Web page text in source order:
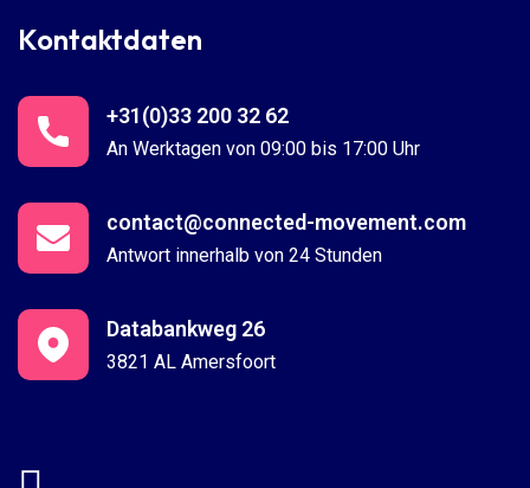
Kontaktdaten
An Werktagen von 09:00 bis 17:00 Uhr
+31(0)33 200 32 62
Antwort innerhalb von 24 Stunden
contact@connected-movement.com
3821 AL Amersfoort
Databankweg 26